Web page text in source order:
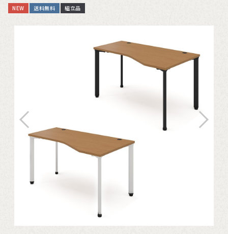
NEW 送料無料 組立品